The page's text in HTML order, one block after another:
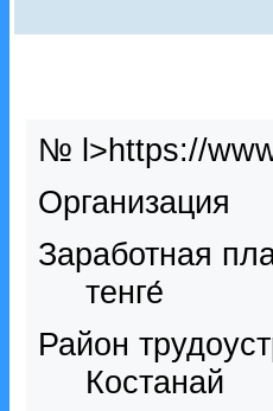
№ l>https://
Организация
Заработная
тенге́
Район
Костанай